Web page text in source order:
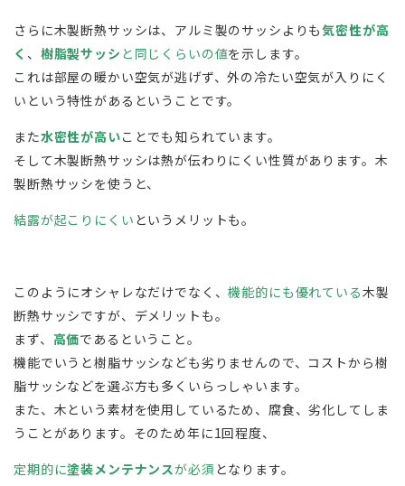
さらに木製断熱サッシは、アルミ製のサッシよりも気密性が高
く 、 樹脂製サッシ と同じくらいの値を示します。
これは部屋の暖かい空気が逃げず、外の冷たい空気が入りにく
いという特性があるということです。
また水密性が高いことでも知られています。
そして木製断熱サッシは熱が伝わりにくい性質があります。木
製断熱サッシを使うと、
結露が起こりにくい というメリットも。
このようにオシャレなだけでなく、機能的にも優れている木製
断熱サッシですが、デメリットも。
まず、 高価であるということ。
機能でいうと樹脂サッシなども劣りませんので、コストから樹
脂サッシなどを選ぶ方も多くいらっしゃいます。
また、木という素材を使用しているため、腐食、劣化してしま
うことがあります。そのため年に1回程度、
定期的に塗装メンテナンスが必須 となります。